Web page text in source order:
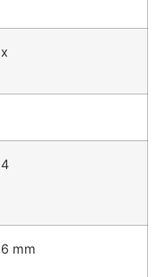
x
4
6 mm